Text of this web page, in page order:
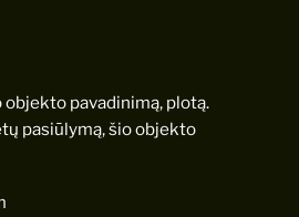
pavadinimą, plotą.
pasiūlymą, šio objekto